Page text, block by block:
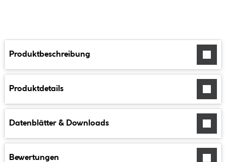
Produktbeschreibung
Produktdetails
Datenblätter & Downloads
Bewertungen